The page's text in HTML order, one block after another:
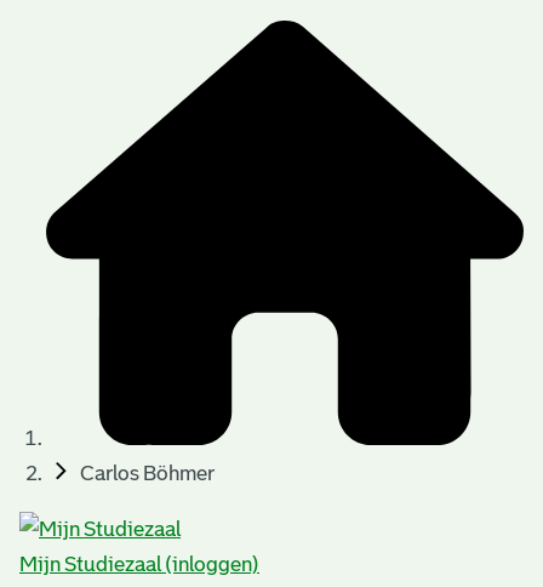
Carlos Böhmer
Mijn Studiezaal (inloggen)